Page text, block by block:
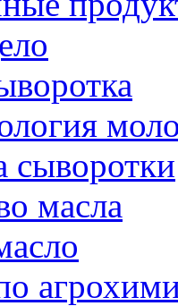
сыворотки
масла